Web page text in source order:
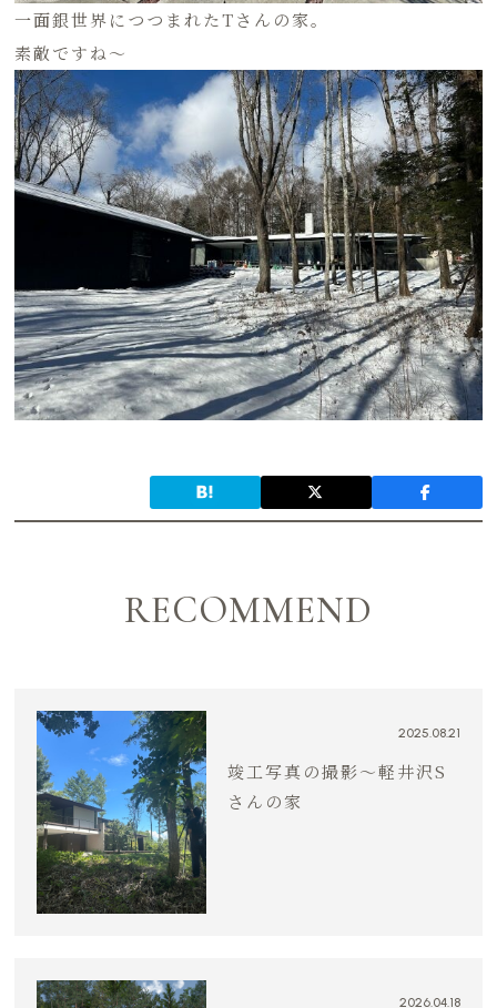
一面銀世界につつまれたTさんの家。
素敵ですね〜
RECOMMEND
2025.08.21
竣工写真の撮影～軽井沢S
さんの家
2026.04.18